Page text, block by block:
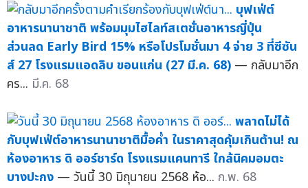
บุฟเฟ่ต์
อาหารนานาชาติ พร้อมมุมไฮไลท์สเตชั่นอาหารญี่ปุ่น
ส่วนลด Early Bird 15% หรือโปรโมชั่นมา 4 จ่าย 3 ที่ซีซัน
ส์ 27 โรงแรมแอดลิบ ขอนแก่น (27 มี.ค. 68) — กลับมาอีก
คร... มี.ค. 68
พลาดไม่ได้
กับบุฟเฟ่ต์อาหารนานาชาติมื้อค่ำ ในราคาสุดคุ้มเกินต้าน! ณ
ห้องอาหาร ดิ ออร์ชาร์ด โรงแรมแคนทารี ใกล้นิคมอมตะ
บางปะกง — วันนี้ 30 มิถุนายน 2568 ห้อ... ก.พ. 68